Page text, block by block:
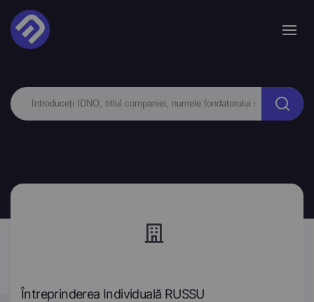
Întreprinderea Individuală RUSSU